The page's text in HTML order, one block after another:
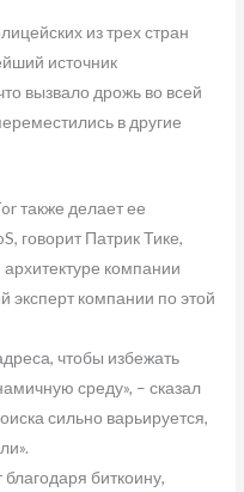
из трех стран
источник
вызвало дрожь во всей
в другие
также делает ее
говорит Патрик Тике,
компании
эксперт компании по этой
чтобы избежать
среду», – сказал
сильно варьируется,
биткоину,